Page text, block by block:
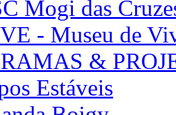
Mogi das
- Museu de
&
Estáveis